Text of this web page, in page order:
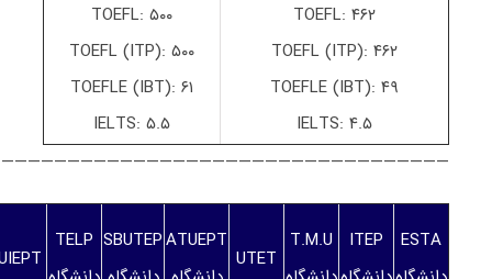
TOEFL: ۴۶۲
TOEFL (ITP): ۴۶۲
TOEFLE (IBT): ۴۹
IELTS: ۴.۵
TOEFL: ۵۰۰
TOEFL (ITP): ۵۰۰
TOEFLE (IBT): ۶۱
IELTS: ۵.۵
ESTA
ITEP
T.M.U
UTET
ATUEPT
SBUTEP
TELP